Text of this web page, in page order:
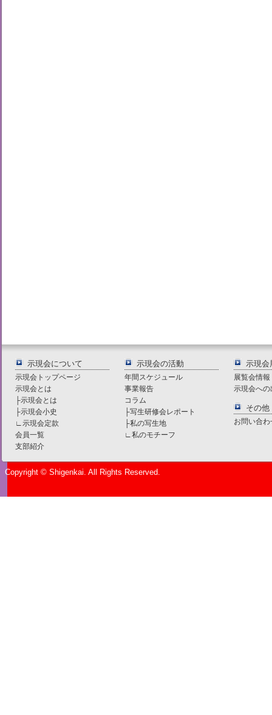
示現会について
示現会トップページ
示現会とは
├示現会とは
├示現会小史
∟ 示現会定款
会員一覧
支部紹介
示現会の活動
年間スケジュール
事業報告
コラム
├写生研修会レポート
├私の写生地
∟ 私のモチーフ
示現会
展覧会情報
示現会へ
その他
お問い合
Copyright © Shigenkai. All Rights Reserved.